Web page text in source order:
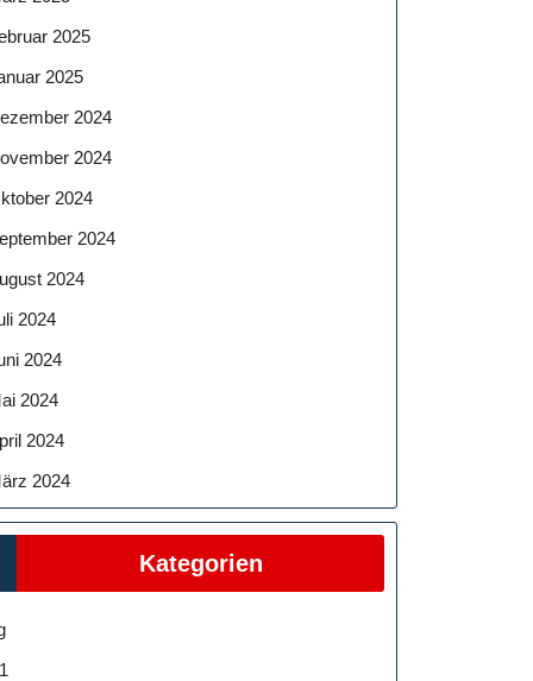
2025
2025
2024
2024
2024
2024
2024
2024
2024
2024
2024
2024
Kategorien